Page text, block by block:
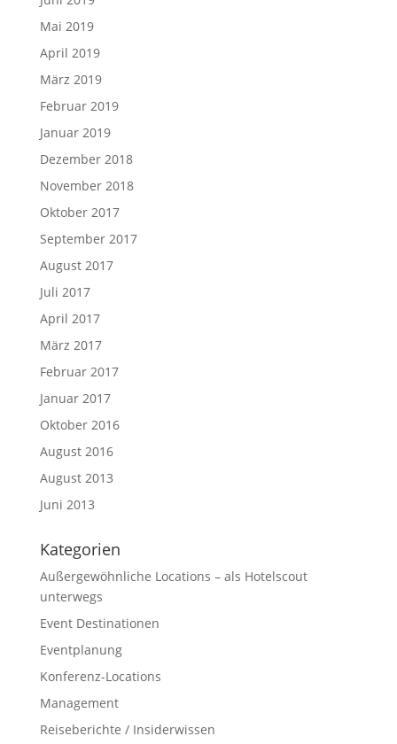
Mai 2019
April 2019
März 2019
Februar 2019
Januar 2019
Dezember 2018
November 2018
Oktober 2017
September 2017
August 2017
Juli 2017
April 2017
März 2017
Februar 2017
Januar 2017
Oktober 2016
August 2016
August 2013
Juni 2013
Kategorien
Außergewöhnliche Locations – als Hotelscout
unterwegs
Event Destinationen
Eventplanung
Konferenz-Locations
Management
Reiseberichte / Insiderwissen